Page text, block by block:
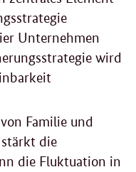
Unternehmen
wird
Familie und
die
die Fluktuation in